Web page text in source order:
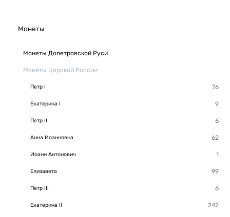
Монеты
Монеты Допетровской Руси
Монеты Царской России
Петр I
Екатерина I
Петр II
Анна Иоанновна
Иоанн Антонович
Елизавета
Петр III
Екатерина II